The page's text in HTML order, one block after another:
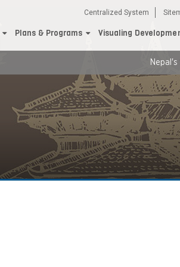
Plans & Programs Visualing
Centralized System
Nepal's